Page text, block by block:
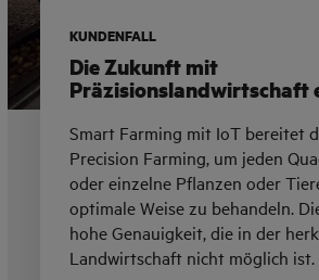
KUNDENFALL
Die Zukunft mit
Präzisionslandwirtschaft
Smart Farming mit IoT bereitet
Precision Farming, um jeden
oder einzelne Pflanzen oder
optimale Weise zu behandeln.
hohe Genauigkeit, die in der
Landwirtschaft nicht möglich ist.